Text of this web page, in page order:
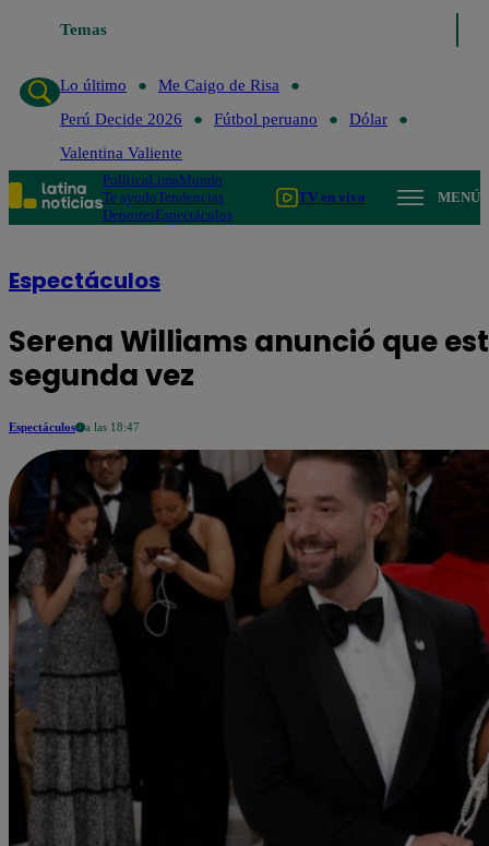
Temas
Lo último
Me Caigo de Risa
Perú Decide 2026
Fútbol peruano
Dólar
Valentina Valiente
PolíticaLimaMundo
Te ayudoTendencias
DeportesEspectáculos
TV en vivo MENÚ
Espectáculos
Serena Williams anunció que
segunda vez
Espectáculos a las 18:47